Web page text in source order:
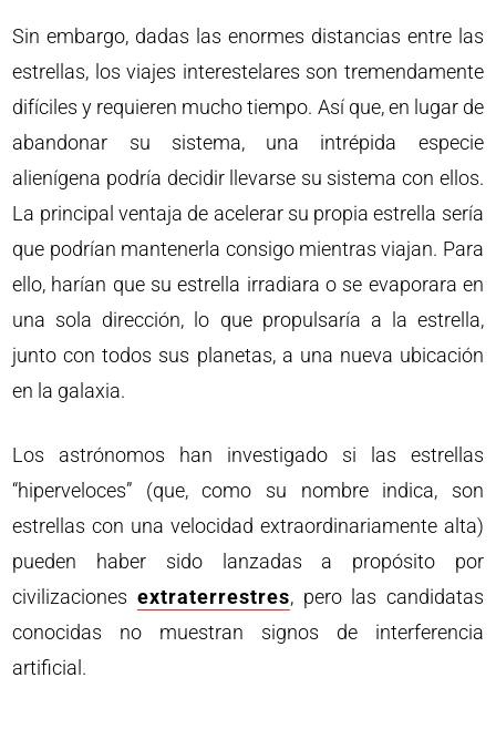
Sin embargo, dadas las enormes distancias entre las
estrellas, los viajes interestelares son tremendamente
difíciles y requieren mucho tiempo. Así que, en lugar de
abandonar su sistema, una intrépida especie
alienígena podría decidir llevarse su sistema con ellos.
La principal ventaja de acelerar su propia estrella sería
que podrían mantenerla consigo mientras viajan. Para
ello, harían que su estrella irradiara o se evaporara en
una sola dirección, lo que propulsaría a la estrella,
junto con todos sus planetas, a una nueva ubicación
en la galaxia.
Los astrónomos han investigado si las estrellas
“hiperveloces” (que, como su nombre indica, son
estrellas con una velocidad extraordinariamente alta)
pueden haber sido lanzadas a propósito por
civilizaciones extraterrestres, pero las candidatas
conocidas no muestran signos de interferencia
artificial.